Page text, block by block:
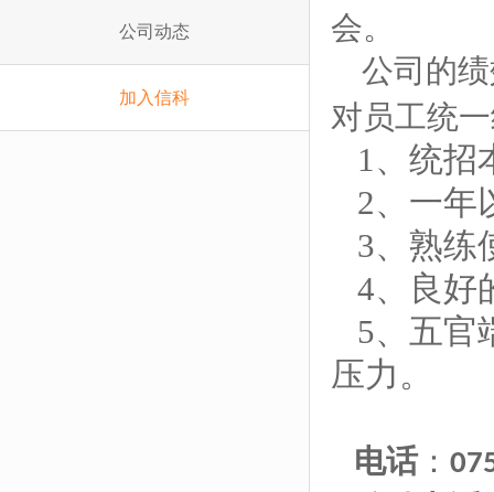
公司动态
加入信科
会。
公司的
对员工统
1、统招
2、一年
3、熟练
4、良好
5、五官
压力。
电话：